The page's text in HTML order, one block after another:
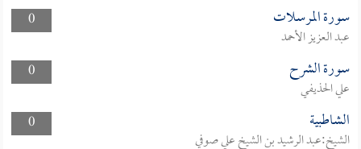
0
سورة المرسلات
عبد العزيز الأحمد
0
سورة الشرح
علي الحذيفي
0
الشاطبية
الشيخ:عبد الرشيد بن الشيخ علي صوفي